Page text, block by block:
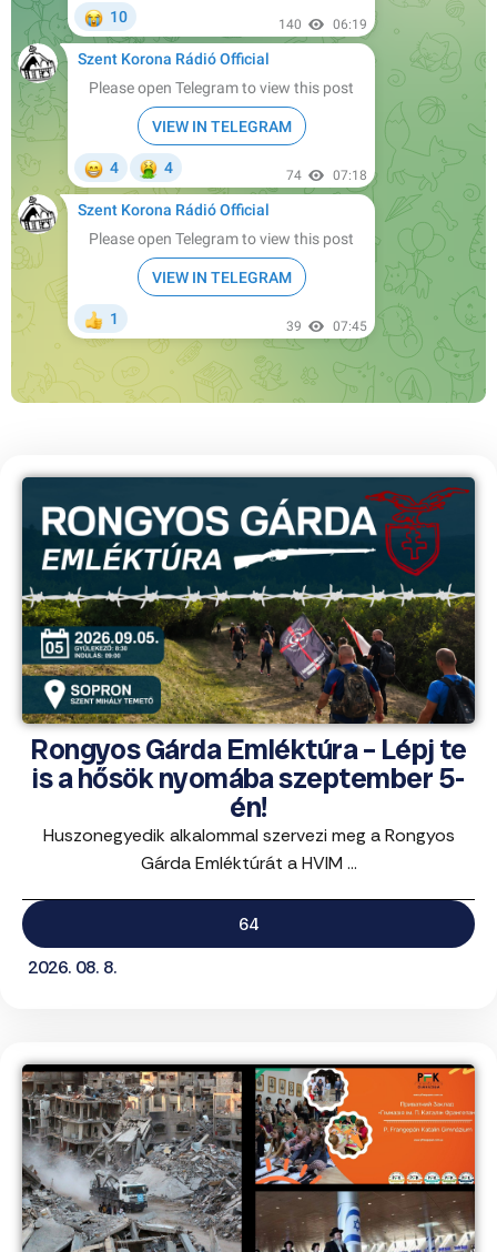
Rongyos Gárda Emléktúra – Lépj te
is a hősök nyomába szeptember 5-
én!
Huszonegyedik alkalommal szervezi meg a Rongyos
Gárda Emléktúrát a HVIM ...
64
2026. 08. 8.